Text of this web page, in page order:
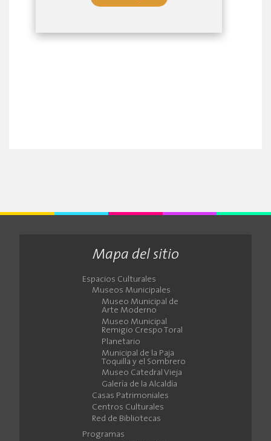
Mapa del sitio
Espacios Culturales
Museos Municipales
Museo Municipal de
Arte Moderno
Museo Municipal
Remigio Crespo Toral
Planetario
Municipal de la Paja
Toquilla y el Sombrero
Museo Catedral Vieja
Galería de la Alcaldía
Casas Patrimoniales
Centros Culturales
Red de Bibliotecas
Programas